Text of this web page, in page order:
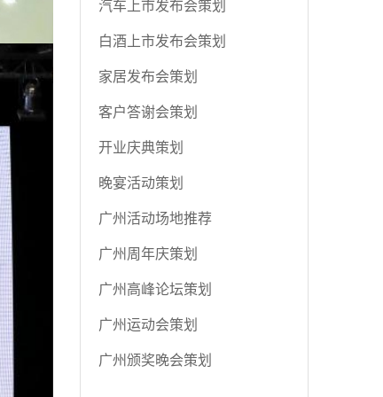
汽车上市发布会策划
白酒上市发布会策划
家居发布会策划
客户答谢会策划
开业庆典策划
晚宴活动策划
广州活动场地推荐
广州周年庆策划
广州高峰论坛策划
广州运动会策划
广州颁奖晚会策划